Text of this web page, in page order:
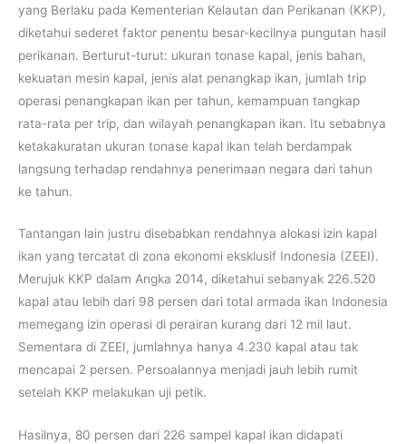
yang Berlaku pada Kementerian Kelautan dan Perikanan (KKP),
diketahui sederet faktor penentu besar-kecilnya pungutan hasil
perikanan. Berturut-turut: ukuran tonase kapal, jenis bahan,
kekuatan mesin kapal, jenis alat penangkap ikan, jumlah trip
operasi penangkapan ikan per tahun, kemampuan tangkap
rata-rata per trip, dan wilayah penangkapan ikan. Itu sebabnya
ketakakuratan ukuran tonase kapal ikan telah berdampak
langsung terhadap rendahnya penerimaan negara dari tahun
ke tahun.
Tantangan lain justru disebabkan rendahnya alokasi izin kapal
ikan yang tercatat di zona ekonomi eksklusif Indonesia (ZEEI).
Merujuk KKP dalam Angka 2014, diketahui sebanyak 226.520
kapal atau lebih dari 98 persen dari total armada ikan Indonesia
memegang izin operasi di perairan kurang dari 12 mil laut.
Sementara di ZEEI, jumlahnya hanya 4.230 kapal atau tak
mencapai 2 persen. Persoalannya menjadi jauh lebih rumit
setelah KKP melakukan uji petik.
Hasilnya, 80 persen dari 226 sampel kapal ikan didapati